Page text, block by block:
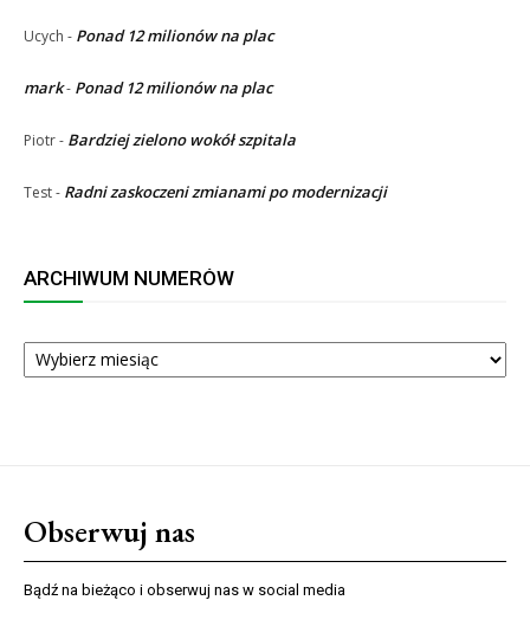
Ucych - Ponad 12 milionów na plac
mark- Ponad 12 milionów na plac
Piotr- Bardziej zielono wokół szpitala
Test- Radni zaskoczeni zmianami po modernizacji
ARCHIWUM NUMERÓW
ARCHIWUM
NUMERÓW
Obserwuj nas
Bądź na bieżąco i obserwuj nas w social media